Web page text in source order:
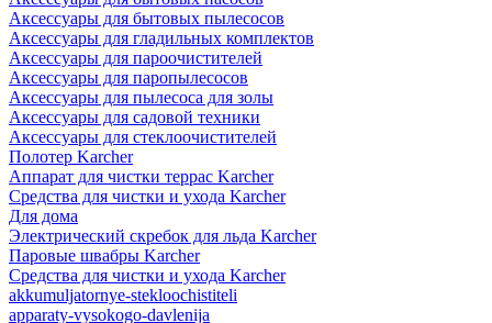
Аксессуары для бытовых пылесосов
Аксессуары для гладильных комплектов
Аксессуары для пароочистителей
Аксессуары для паропылесосов
Аксессуары для пылесоса для золы
Аксессуары для садовой техники
Аксессуары для стеклоочистителей
Полотер Karcher
Аппарат для чистки террас Karcher
Средства для чистки и ухода Karcher
Для дома
Электрический скребок для льда Karcher
Паровые швабры Karcher
Средства для чистки и ухода Karcher
akkumuljatornye-stekloochistiteli
apparaty-vysokogo-davlenija